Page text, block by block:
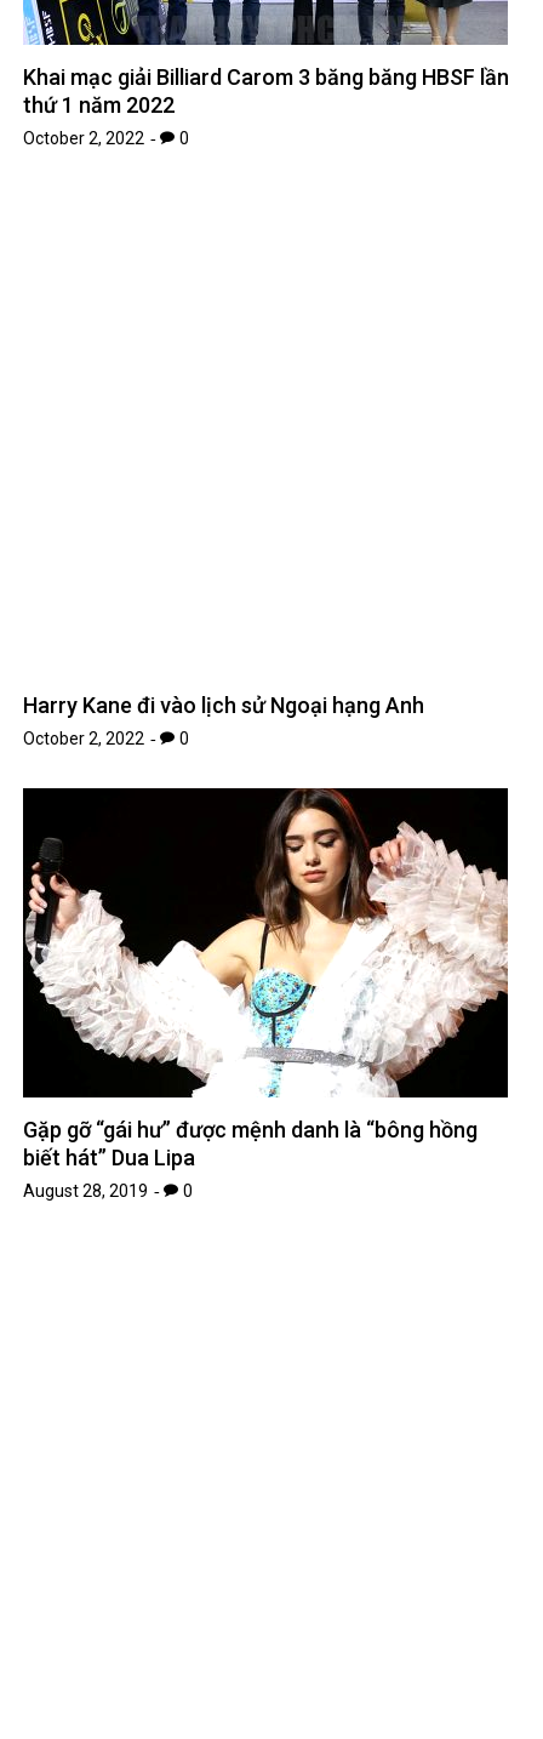
Khai mạc giải Billiard Carom 3 băng băng HBSF lần
thứ 1 năm 2022
October 2, 2022 0
Harry Kane đi vào lịch sử Ngoại hạng Anh
October 2, 2022 0
Gặp gỡ “gái hư” được mệnh danh là “bông hồng
biết hát” Dua Lipa
August 28, 2019 0